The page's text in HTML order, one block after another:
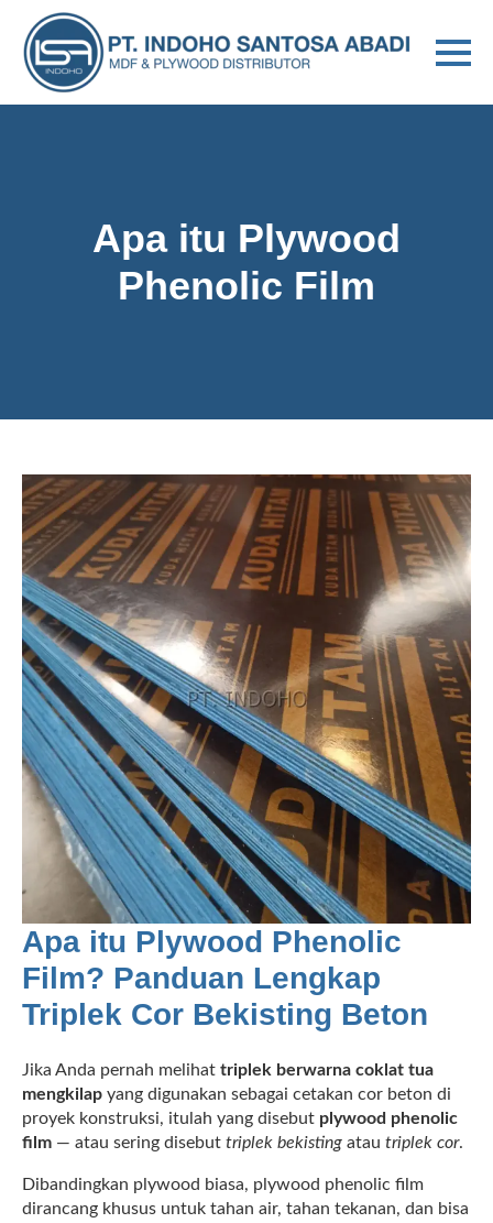
Apa itu Plywood
Phenolic Film
Apa itu Plywood Phenolic
Film? Panduan Lengkap
Triplek Cor Bekisting Beton
Jika Anda pernah melihat triplek berwarna coklat tua
mengkilap yang digunakan sebagai cetakan cor beton di
proyek konstruksi, itulah yang disebut plywood phenolic
film — atau sering disebut triplek bekisting atau triplek cor.
Dibandingkan plywood biasa, plywood phenolic film
dirancang khusus untuk tahan air, tahan tekanan, dan bisa